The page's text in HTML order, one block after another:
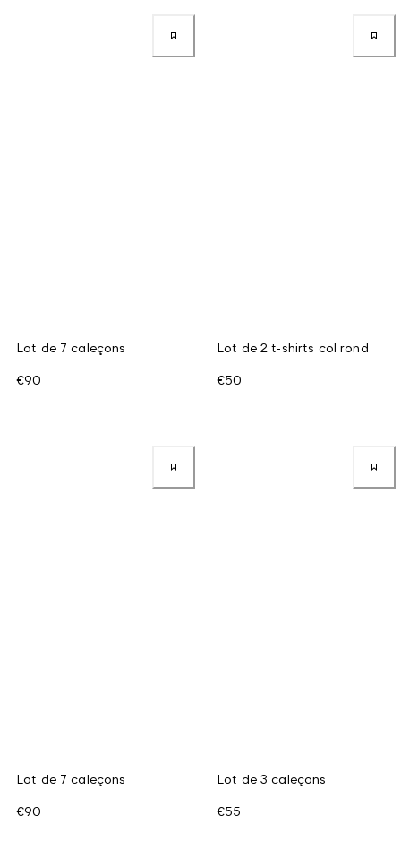
Lot de 7 caleçons
€90
Lot de 2 t-shirts col rond
€50
Lot de 7 caleçons
€90
Lot de 3 caleçons
€55